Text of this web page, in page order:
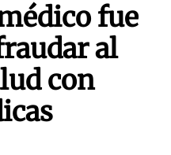
fue
al
con